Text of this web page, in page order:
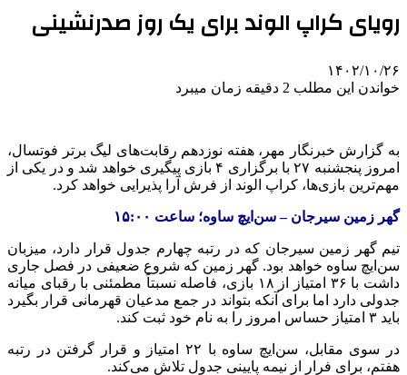
رویای کراپ الوند برای یک روز صدرنشینی
۱۴۰۲/۱۰/۲۶
خواندن این مطلب 2 دقیقه زمان میبرد
به گزارش خبرنگار مهر، هفته نوزدهم رقابت‌های لیگ برتر فوتسال،
امروز پنجشنبه ۲۷ با برگزاری ۴ بازی پیگیری خواهد شد و در یکی از
مهم‌ترین بازی‌ها، کراپ الوند از فرش آرا پذیرایی خواهد کرد.
گهر زمین سیرجان – سن‌ایچ ساوه؛ ساعت ۱۵:۰۰
تیم گهر زمین سیرجان که در رتبه چهارم جدول قرار دارد، میزبان
سن‌ایچ ساوه خواهد بود. گهر زمین که شروع ضعیفی در فصل جاری
داشت با ۳۶ امتیاز از ۱۸ بازی، فاصله نسبتاً مطمئنی با رقبای میانه
جدولی دارد اما برای آنکه بتواند در جمع مدعیان قهرمانی قرار بگیرد
باید ۳ امتیاز حساس امروز را به نام خود ثبت کند.
در سوی مقابل، سن‌ایچ ساوه با ۲۲ امتیاز و قرار گرفتن در رتبه
هفتم، برای فرار از نیمه پایینی جدول تلاش می‌کند.